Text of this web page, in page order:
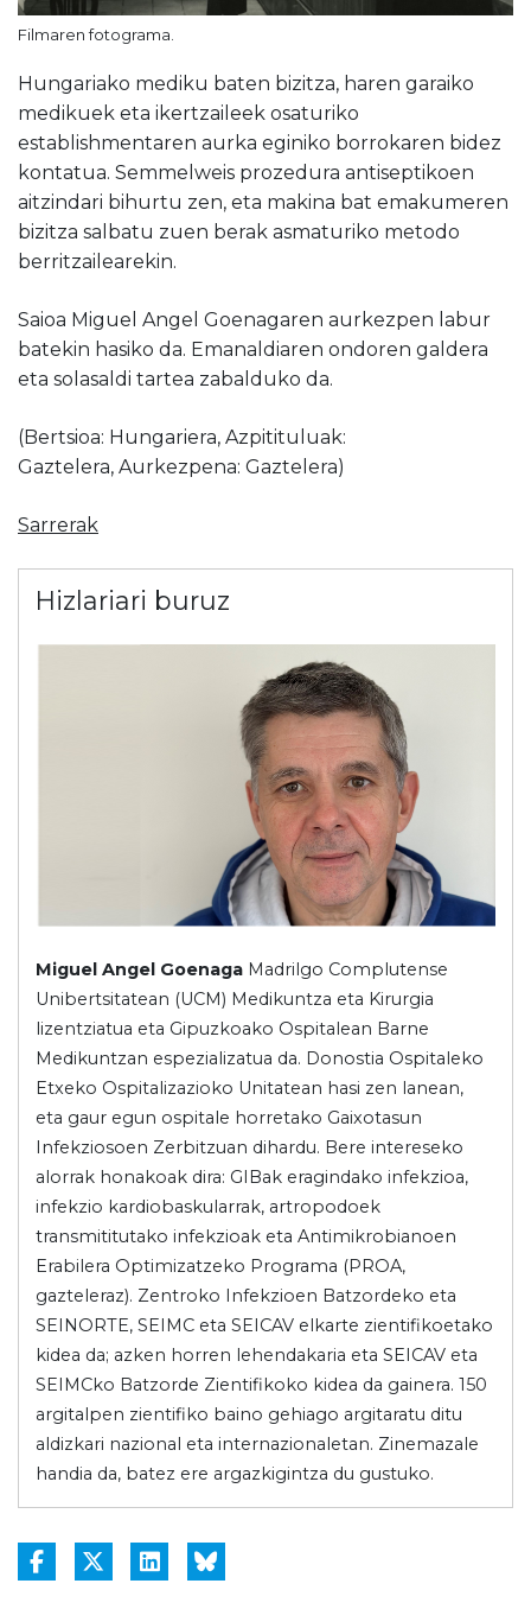
Filmaren fotograma.
Hungariako mediku baten bizitza, haren garaiko
medikuek eta ikertzaileek osaturiko
establishmentaren aurka eginiko borrokaren bidez
kontatua. Semmelweis prozedura antiseptikoen
aitzindari bihurtu zen, eta makina bat emakumeren
bizitza salbatu zuen berak asmaturiko metodo
berritzailearekin.
Saioa Miguel Angel Goenagaren aurkezpen labur
batekin hasiko da. Emanaldiaren ondoren galdera
eta solasaldi tartea zabalduko da.
(Bertsioa: Hungariera, Azpitituluak:
Gaztelera, Aurkezpena: Gaztelera)
Sarrerak
Hizlariari buruz
Miguel Angel Goenaga Madrilgo Complutense
Unibertsitatean (UCM) Medikuntza eta Kirurgia
lizentziatua eta Gipuzkoako Ospitalean Barne
Medikuntzan espezializatua da. Donostia Ospitaleko
Etxeko Ospitalizazioko Unitatean hasi zen lanean,
eta gaur egun ospitale horretako Gaixotasun
Infekziosoen Zerbitzuan dihardu. Bere intereseko
alorrak honakoak dira: GIBak eragindako infekzioa,
infekzio kardiobaskularrak, artropodoek
transmititutako infekzioak eta Antimikrobianoen
Erabilera Optimizatzeko Programa (PROA,
gazteleraz). Zentroko Infekzioen Batzordeko eta
SEINORTE, SEIMC eta SEICAV elkarte zientifikoetako
kidea da; azken horren lehendakaria eta SEICAV eta
SEIMCko Batzorde Zientifikoko kidea da gainera. 150
argitalpen zientifiko baino gehiago argitaratu ditu
aldizkari nazional eta internazionaletan. Zinemazale
handia da, batez ere argazkigintza du gustuko.